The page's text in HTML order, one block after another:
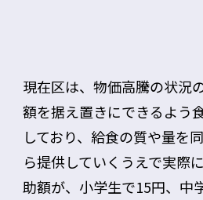
現在区は、物価高騰の状況
額を据え置きにできるよう
しており、給食の質や量を
ら提供していくうえで実際
助額が、小学生で15円、中